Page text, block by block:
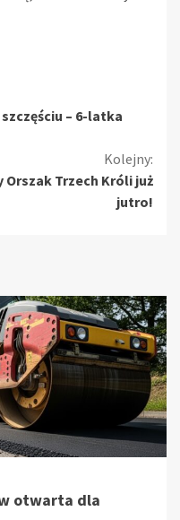
– 6-latka
Kolejny:
Trzech Króli już
jutro!
otwarta dla